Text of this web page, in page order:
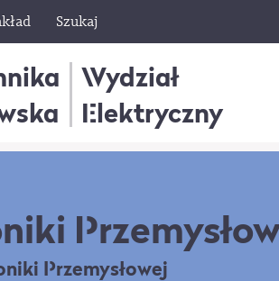
Szukaj
Wydział
Elektryczny
Przemysłowej